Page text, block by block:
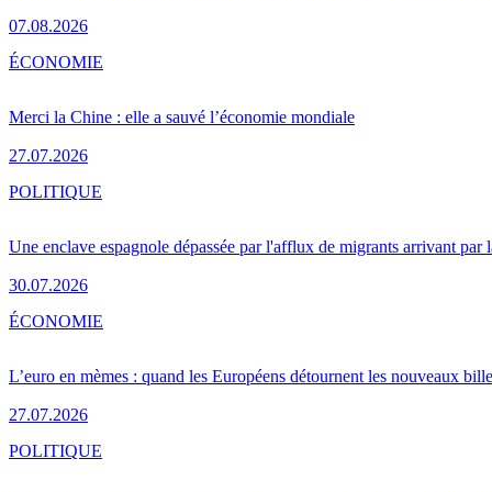
07.08.2026
Merci la Chine : elle a sauvé l’économie mondiale
27.07.2026
ÉCONOMIE
Une enclave espagnole dépassée par l'afflux de migrants arrivant par
30.07.2026
POLITIQUE
L’euro en mèmes : quand les Européens détournent les nouveaux
27.07.2026
ÉCONOMIE
POLITIQUE